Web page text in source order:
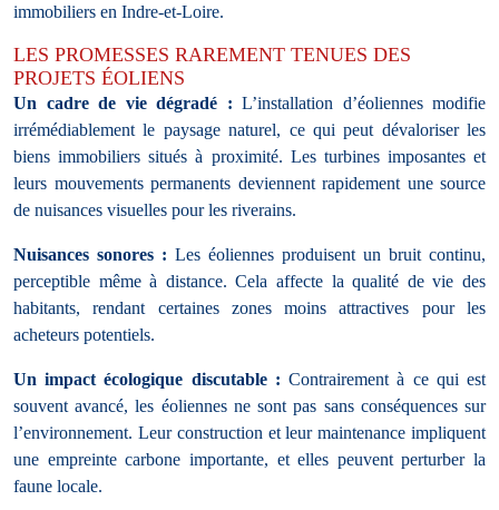
immobiliers en Indre-et-Loire.
LES PROMESSES RAREMENT TENUES DES
PROJETS ÉOLIENS
Un cadre de vie dégradé : L’installation d’éoliennes modifie
irrémédiablement le paysage naturel, ce qui peut dévaloriser les
biens immobiliers situés à proximité. Les turbines imposantes et
leurs mouvements permanents deviennent rapidement une source
de nuisances visuelles pour les riverains.
Nuisances sonores : Les éoliennes produisent un bruit continu,
perceptible même à distance. Cela affecte la qualité de vie des
habitants, rendant certaines zones moins attractives pour les
acheteurs potentiels.
Un impact écologique discutable : Contrairement à ce qui est
souvent avancé, les éoliennes ne sont pas sans conséquences sur
l’environnement. Leur construction et leur maintenance impliquent
une empreinte carbone importante, et elles peuvent perturber la
faune locale.